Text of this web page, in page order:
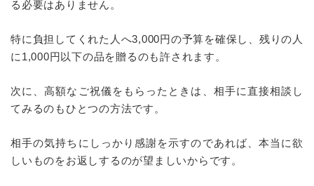
る必要はありません。
特に負担してくれた人へ3,000円の予算を確保し、残りの人
に1,000円以下の品を贈るのも許されます。
次に、高額なご祝儀をもらったときは、相手に直接相談し
てみるのもひとつの方法です。
相手の気持ちにしっかり感謝を示すのであれば、本当に欲
しいものをお返しするのが望ましいからです。